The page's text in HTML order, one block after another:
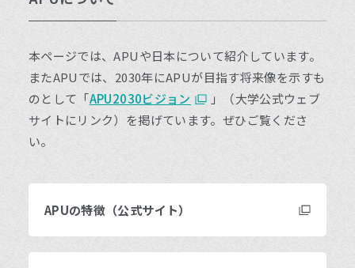
本ページでは、APUや日本について紹介しています。
またAPUでは、2030年にAPUが目指す将来像を示すも
のとして「APU2030ビジョン
」（大学公式ウェブ
サイトにリンク）を掲げています。ぜひご覧くださ
い。
APUの特徴（公式サイト）